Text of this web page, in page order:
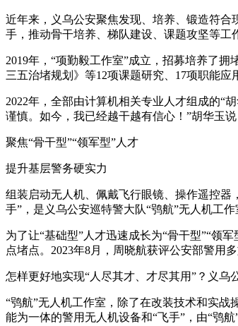
近年来，义乌公安聚焦发现、培养、锻造符合
手，推动骨干培养、梯队建设、课题攻坚等工
2019年，“项勤毅工作室”成立，招募培养了
三五治堵规划》等12项课题研究、17项职能
2022年，全部由计算机相关专业人才组成的“
谨慎。如今，我已经越干越有信心！”胡华玉
聚焦“骨干型”“领军型”人才
提升基层警务硬实力
组装启动无人机、佩戴飞行眼镜、操作遥控器
手”，是义乌公安巡特警大队“鸮航”无人机工
为了让“基础型”人才迅速成长为“骨干型”“领
点堵点。2023年8月，周晓航获评公安部警用
怎样更好地实现“人尽其才、才尽其用”？义
“鸮航”无人机工作室，除了在改装技术和实
能为一体的警用无人机设备和“飞手”，由“鸮